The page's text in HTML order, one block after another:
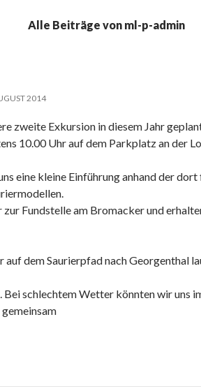
Alle Beiträge von ml-p-admin
2014
zweite Exkursion in diesem Jahr
10.00 Uhr auf dem Parkplatz an der
eine kleine Einführung anhand der
Fundstelle am Bromacker und
auf dem Saurierpfad nach Georgenthal
schlechtem Wetter könnten wir uns
gemeinsam